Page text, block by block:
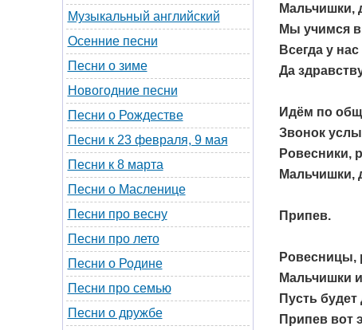
Музыкальный английский
Осенние песни
Песни о зиме
Новогодние песни
Песни о Рождестве
Песни к 23 февраля, 9 мая
Песни к 8 марта
Песни о Масленице
Песни про весну
Песни про лето
Песни о Родине
Песни про семью
Песни о дружбе
Мальчишки,
Мы учимся
Всегда у
Да
Идём по
Звонок
Ровесники,
Мальчишки,
Припев.
Ровесницы,
Мальчишки
Пусть
Припев вот